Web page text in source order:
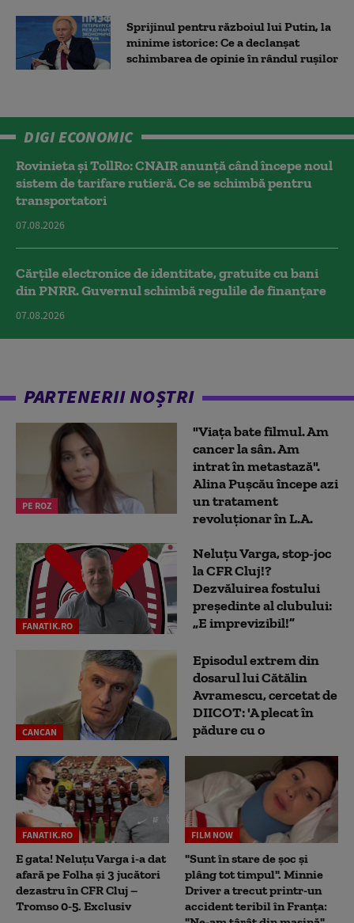
Sprijinul pentru războiul lui Putin, la
minime istorice: Ce a declanșat
schimbarea de opinie în rândul rușilor
DIGI ECONOMIC
Rovinieta și TollRo: CNAIR anunță când începe noul
sistem de tarifare rutieră. Ce se schimbă pentru
transportatori
07.08.2026
Cărțile electronice de identitate, gratuite cu bani
din PNRR. Guvernul schimbă regulile de finanțare
07.08.2026
PARTENERII NOȘTRI
PE ROZ
"Viața bate filmul. Am
cancer la sân. Am
intrat în metastază".
Alina Pușcău începe azi
un tratament
revoluționar în L.A.
FANATIK.RO
Neluțu Varga, stop-joc
la CFR Cluj!?
Dezvăluirea fostului
președinte al clubului:
„E imprevizibil!”
CANCAN
Episodul extrem din
dosarul lui Cătălin
Avramescu, cercetat de
DIICOT: 'A plecat în
pădure cu o
FANATIK.RO
E gata! Neluțu Varga i-a dat
afară pe Folha și 3 jucători
dezastru în CFR Cluj –
Tromso 0-5. Exclusiv
FILM NOW
"Sunt în stare de șoc și
plâng tot timpul". Minnie
Driver a trecut printr-un
accident teribil în Franța: